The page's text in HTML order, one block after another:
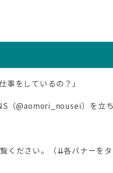
をしているの？」
（@aomori_nousei）を立
ください。（⇊各バナーを